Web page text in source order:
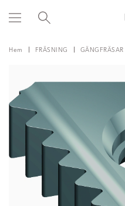
Hem FRÄSNING GÄNGFRÄSAR